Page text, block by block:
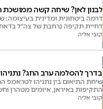
לבנון לאן? שיחה קשה ממושכת
דרמה ביטחונית ומדינית
דחיית תקיפה נרחבת של צה"ל
קובי אליה
בדרך להסלמה ערב החג?
שיחת התיאום בין נתניהו לטראמפ
התקיפות באיראן, איומים מטהרן
קובי אליה